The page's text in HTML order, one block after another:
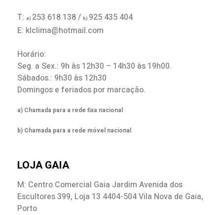
T: a) 253 618 138 / b) 925 435 404
E: klclima@hotmail.com
Horário:
Seg. a Sex.: 9h às 12h30 – 14h30 às 19h00.
Sábados.: 9h30 às 12h30
Domingos e feriados por marcação.
a) Chamada para a rede fixa nacional
b) Chamada para a rede móvel nacional
LOJA GAIA
M: Centro Comercial Gaia Jardim Avenida dos
Escultores 399, Loja 13 4404-504 Vila Nova de Gaia,
Porto